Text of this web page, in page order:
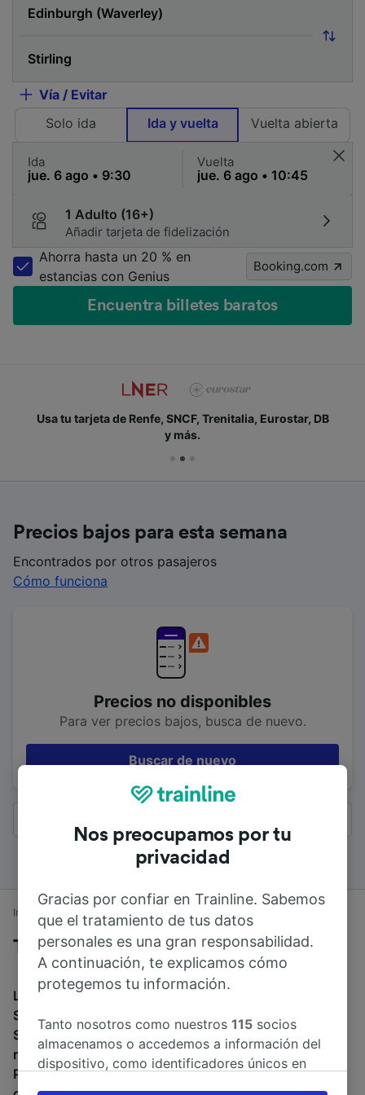
Vía / Evitar
Solo ida
Ida y vuelta Vuelta abierta
Ida Vuelta
1 Adulto (16+)
Añadir tarjeta de fidelización
Ahorra hasta un 20 % en
estancias con Genius
Booking.com
Encuentra billetes baratos
Usa tu tarjeta de Renfe, SNCF, Trenitalia, Eurostar, DB
y más.
Precios bajos para esta semana
Encontrados por otros pasajeros
Cómo funciona
Precios no disponibles
Para ver precios bajos, busca de nuevo.
Buscar de nuevo
Inicio Horarios de trenes
Trenes desde Edimburgo a Stirling
La duración media de viaje en tren entre Edimburgo y
Stirling es de 49min. El tren más veloz de Edimburgo a
Stirling dura 41min. Alrededor de 81 trenes al día
recorren los 50 km que separan ambas ciudades.
Puedes reservar tu billete a partir de 6,37 € al reservar
Nos preocupamos por tu
privacidad
Gracias por confiar en Trainline. Sabemos
que el tratamiento de tus datos
personales es una gran responsabilidad.
A continuación, te explicamos cómo
protegemos tu información.
Tanto nosotros como nuestros115 socios
almacenamos o accedemos a información del
dispositivo, como identificadores únicos en